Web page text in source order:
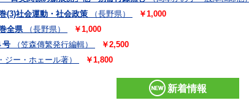
社会運動・社会政策
（長野県）
￥1,000
全県
（長野県）
￥1,000
号
（笠森傳繁発行編輯）
￥2,500
ジー・ホェール著） ￥1,800
新着情報